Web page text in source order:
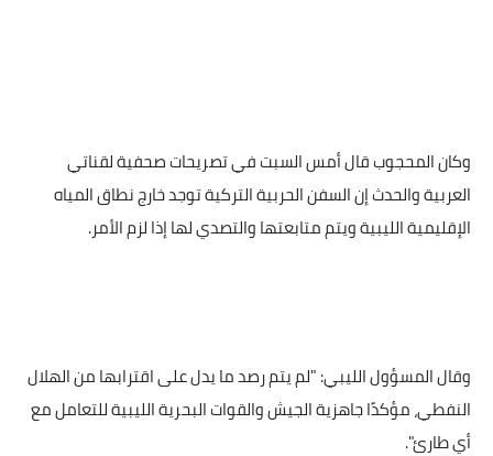
وكان المحجوب قال أمس السبت في تصريحات صحفية لقناتي
العربية والحدث إن السفن الحربية التركية توجد خارج نطاق المياه
الإقليمية الليبية ويتم متابعتها والتصدي لها إذا لزم الأمر.
وقال المسؤول الليبي: "لم يتم رصد ما يدل على اقترابها من الهلال
النفطي، مؤكدًا جاهزية الجيش والقوات البحرية الليبية للتعامل مع
أي طارئ".